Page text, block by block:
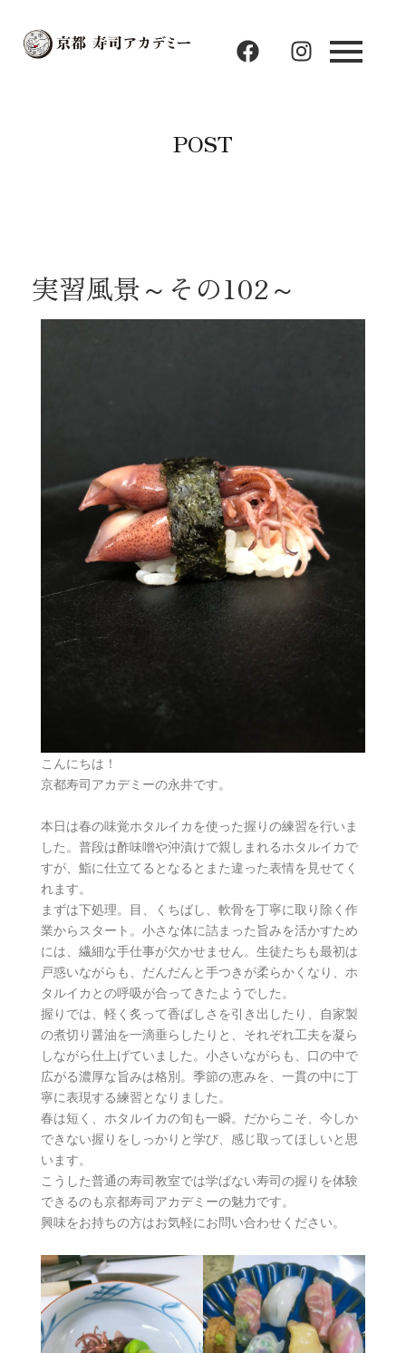
F
a
I
n
POST
実習風景～その102～
こんにちは！
京都寿司アカデミーの永井です。
本日は春の味覚ホタルイカを使った握りの練習を行いま
した。普段は酢味噌や沖漬けで親しまれるホタルイカで
すが、鮨に仕立てるとなるとまた違った表情を見せてく
れます。
まずは下処理。目、くちばし、軟骨を丁寧に取り除く作
業からスタート。小さな体に詰まった旨みを活かすため
には、繊細な手仕事が欠かせません。生徒たちも最初は
戸惑いながらも、だんだんと手つきが柔らかくなり、ホ
タルイカとの呼吸が合ってきたようでした。
握りでは、軽く炙って香ばしさを引き出したり、自家製
の煮切り醤油を一滴垂らしたりと、それぞれ工夫を凝ら
しながら仕上げていました。小さいながらも、口の中で
広がる濃厚な旨みは格別。季節の恵みを、一貫の中に丁
寧に表現する練習となりました。
春は短く、ホタルイカの旬も一瞬。だからこそ、今しか
できない握りをしっかりと学び、感じ取ってほしいと思
います。
こうした普通の寿司教室では学ばない寿司の握りを体験
できるのも京都寿司アカデミーの魅力です。
興味をお持ちの方はお気軽にお問い合わせください。